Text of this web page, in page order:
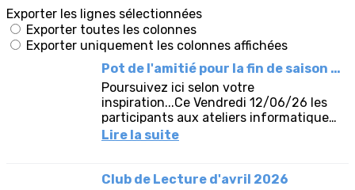
Exporter les lignes sélectionnées
Exporter toutes les colonnes
Exporter uniquement les colonnes affichées
Pot de l'amitié pour la fin de saison 2025-2026 à l'atelier Informatique
Poursuivez ici selon votre
inspiration...Ce Vendredi 12/06/26 les
participants aux ateliers informatiques
ont partagés un pot de l'amitié pour
Lire la suite
Club de Lecture d'avril 2026